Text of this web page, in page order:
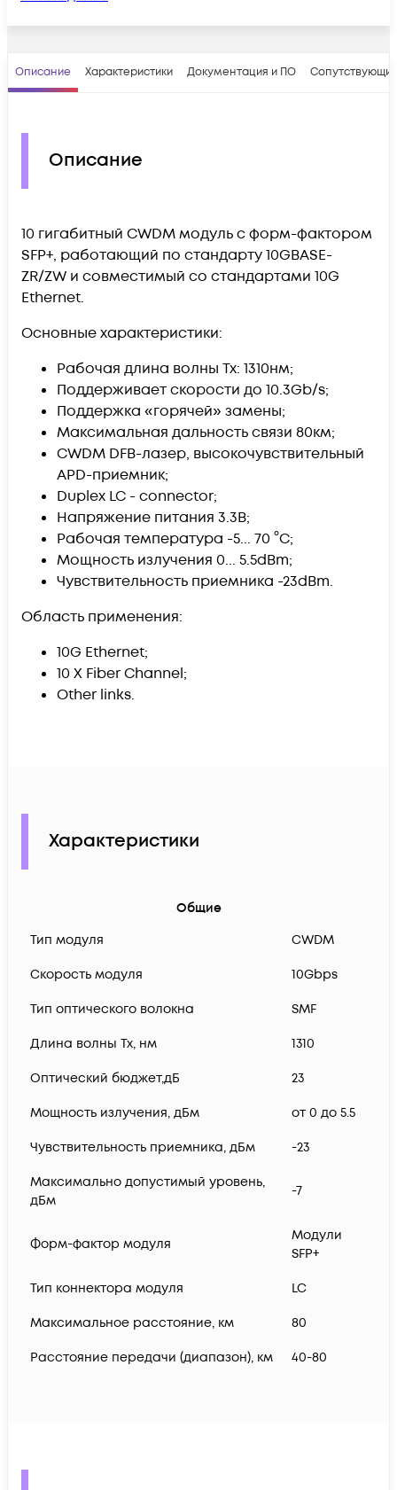
Описание Характеристики Документация и ПО
Описание
10 гигабитный CWDM модуль с форм-фактором
SFP+, работающий по стандарту 10GBASE-
ZR/ZW и совместимый со стандартами 10G
Ethernet.
Основные характеристики:
Рабочая длина волны Tx: 1310нм;
Поддерживает скорости до 10.3Gb/s;
Поддержка «горячей» замены;
Максимальная дальность связи 80км;
CWDM DFB-лазер, высокочувствительный
APD-приемник;
Duplex LC - connector;
Напряжение питания 3.3В;
Рабочая температура -5... 70 °C;
Мощность излучения 0... 5.5dBm;
Чувствительность приемника -23dBm.
Область применения:
10G Ethernet;
10 X Fiber Channel;
Other links.
Характеристики
Общие
Тип модуля
CWDM
Скорость модуля 10Gbps
Тип оптического волокна SMF
Длина волны Tx, нм 1310
Оптический бюджет,дБ 23
Мощность излучения, дБм от 0 до 5.5
Чувствительность приемника, дБм -23
Максимально допустимый уровень,
дБм
-7
Форм-фактор модуля
Модули
SFP+
Тип коннектора модуля LC
Максимальное расстояние, км 80
Расстояние передачи (диапазон), км 40-80